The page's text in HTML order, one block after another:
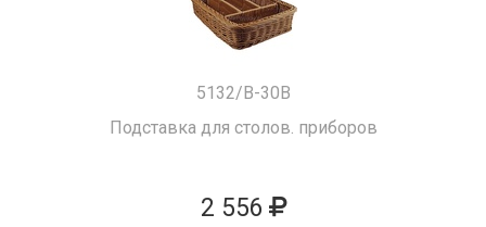
5132/B-30B
Подставка для столов. приборов
2 556